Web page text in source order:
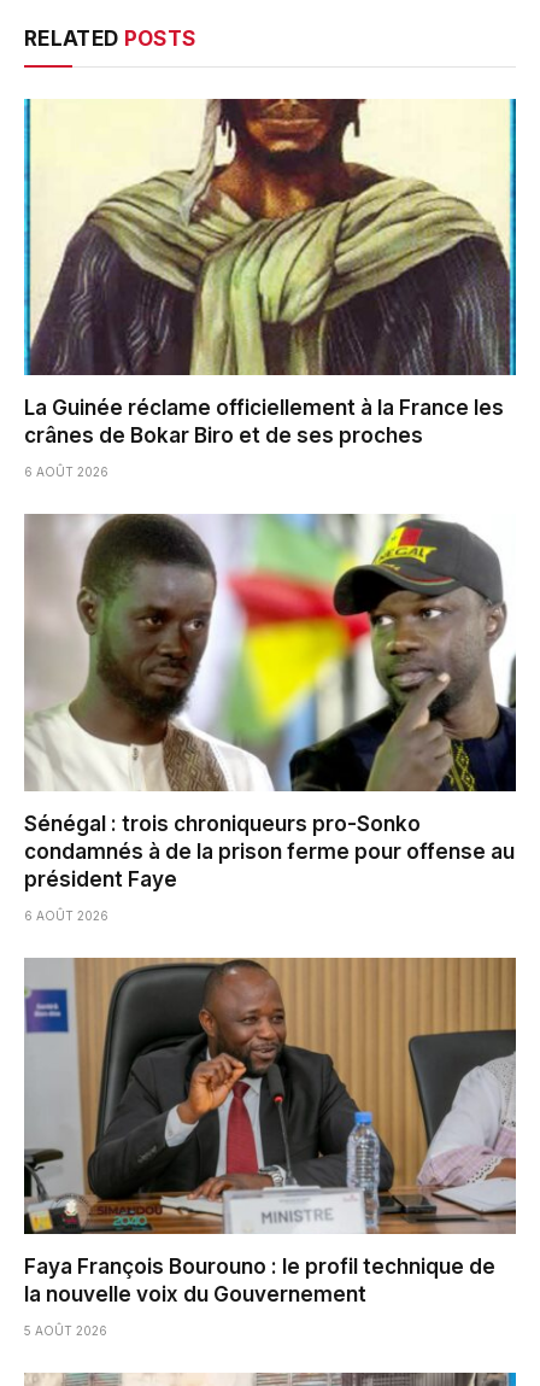
RELATED POSTS
La Guinée réclame officiellement à la France les
crânes de Bokar Biro et de ses proches
6 AOÛT 2026
Sénégal : trois chroniqueurs pro-Sonko
condamnés à de la prison ferme pour offense au
président Faye
6 AOÛT 2026
Faya François Bourouno : le profil technique de
la nouvelle voix du Gouvernement
5 AOÛT 2026